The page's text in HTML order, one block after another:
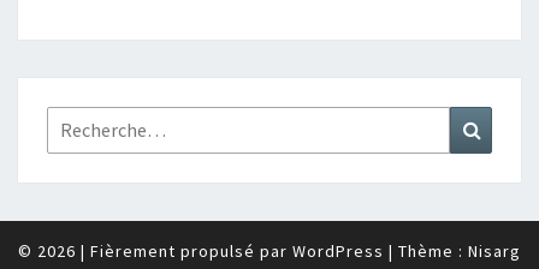
Rechercher :
© 2026 | Fièrement propulsé par WordPress | Thème : Nisarg